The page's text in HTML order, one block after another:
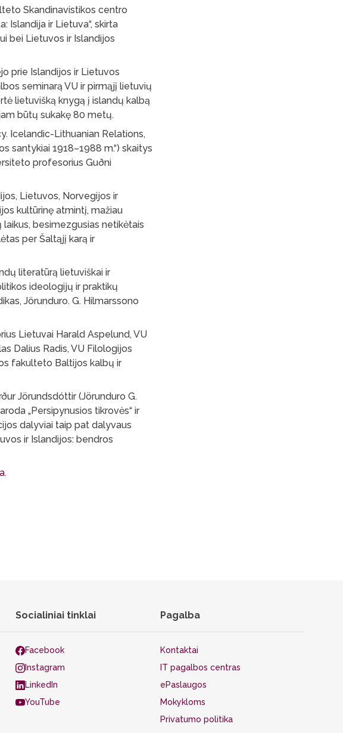
Skandinavistikos centro
Islandija ir Lietuva“, skirta
bei Lietuvos ir Islandijos
prie Islandijos ir Lietuvos
seminarą VU ir pirmąjį lietuvių
lietuvišką knygą į islandų kalbą
būtų sukakę 80 metų.
Icelandic-Lithuanian Relations,
santykiai 1918–1988 m.“) skaitys
profesorius Guðni
Lietuvos, Norvegijos ir
kultūrinę atmintį, mažiau
besimezgusias netikėtais
per Šaltąjį karą ir
literatūrą lietuviškai ir
ideologijų ir praktikų
Jörunduro. G. Hilmarssono
Lietuvai Harald Aspelund, VU
Dalius Radis, VU Filologijos
fakulteto Baltijos kalbų ir
Jörundsdóttir (Jörunduro G.
„Persipynusios tikrovės“ ir
dalyviai taip pat dalyvaus
ir Islandijos: bendros
.
Socialiniai tinklai
Facebook
Instagram
LinkedIn
YouTube
Pagalba
Kontaktai
IT pagalbos centras
ePaslaugos
Mokykloms
Privatumo politika